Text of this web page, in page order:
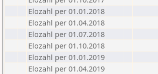
Elozahl per 01.01.2018
Elozahl per 01.04.2018
Elozahl per 01.07.2018
Elozahl per 01.10.2018
Elozahl per 01.01.2019
Elozahl per 01.04.2019